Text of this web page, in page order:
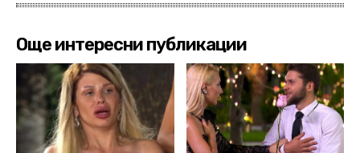
Още интересни публикации